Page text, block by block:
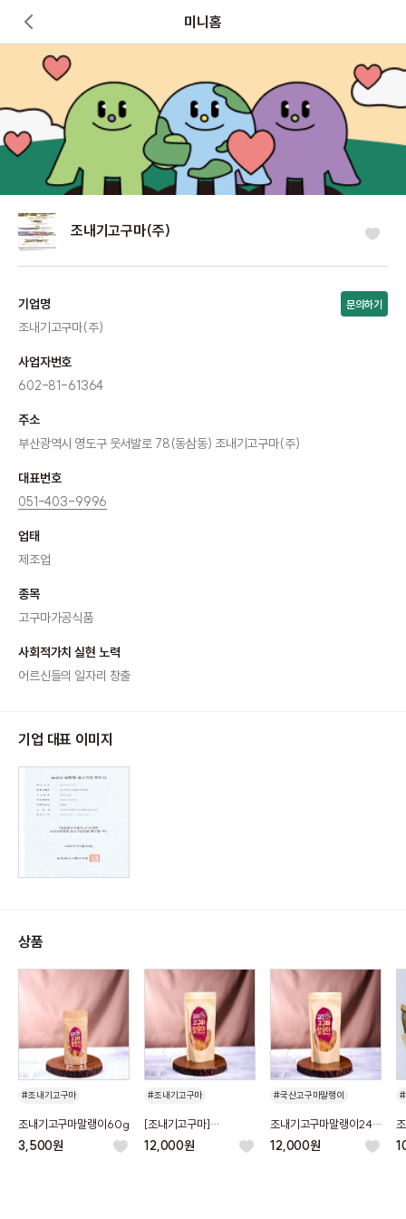
미니홈
조내기고구마(주)
기업명 문의하기
조내기고구마(주)
사업자번호
602-81-61364
주소
부산광역시 영도구 웃서발로 78(동삼동) 조내기고구마(주)
대표번호
051-403-9996
업태
제조업
종목
고구마가공식품
사회적가치 실현 노력
어르신들의 일자리 창출
기업 대표 이미지
상품
#조내기고구마
조내기고구마말랭이60g
3,500원
#조내기고구마
[조내기고구마]
조내기고구마말랭이
240g
12,000원
#국산고구마말랭이
조내기고구마말랭이240
g
12,000원
#
g